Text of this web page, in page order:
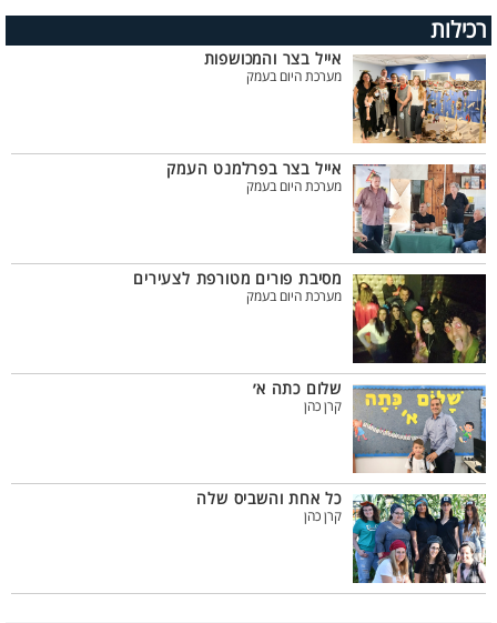
רכילות
אייל בצר והמכושפות
מערכת היום בעמק
אייל בצר בפרלמנט העמק
מערכת היום בעמק
מסיבת פורים מטורפת לצעירים
מערכת היום בעמק
שלום כתה א׳
קרן כהן
כל אחת והשביס שלה
קרן כהן